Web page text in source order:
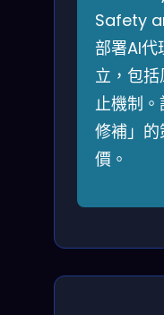
Safety
部署AI
立，包
止機制
修補」
價。